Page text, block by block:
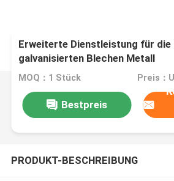
Erweiterte Dienstleistung für die
galvanisierten Blechen Metall
MOQ：1 Stück
Bestpreis
PRODUKT-BESCHREIBUNG